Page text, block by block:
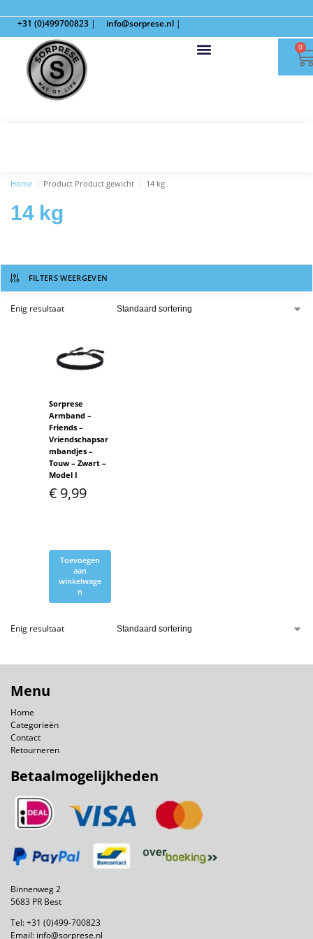
+31 (0)499700823 | info@sorprese.nl |
0
Home / Product Product gewicht / 14 kg
14 kg
FILTERS WEERGEVEN
Enig resultaat
Sorprese
Armband –
Friends –
Vriendschapsar
mbandjes –
Touw – Zwart –
Model I
€ 9,99
Toevoegen
aan
winkelwage
n
Enig resultaat
Menu
Home
Categorieën
Contact
Retourneren
Betaalmogelijkheden
Binnenweg 2
5683 PR Best
Tel:+31 (0)499-700823
Email: info@sorprese.nl